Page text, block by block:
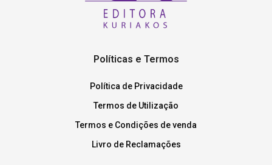
Políticas e Termos
Política de Privacidade
Termos de Utilização
Termos e Condições de venda
Livro de Reclamações